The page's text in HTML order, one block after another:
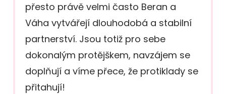
přesto právě velmi často Beran a
Váha vytvářejí dlouhodobá a stabilní
partnerství. Jsou totiž pro sebe
dokonalým protějškem, navzájem se
doplňují a víme přece, že protiklady se
přitahují!